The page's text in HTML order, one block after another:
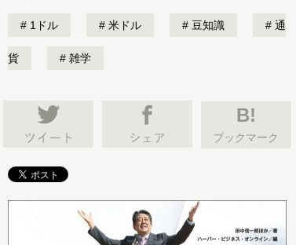
1ドル 米ドル 豆知識 通
貨 雑学
B!
ブックマーク